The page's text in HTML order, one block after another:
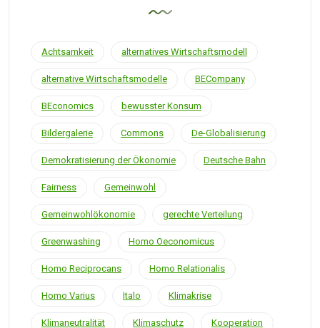
Achtsamkeit alternatives Wirtschaftsmodell
alternative Wirtschaftsmodelle BECompany
BEconomics bewusster Konsum
Bildergalerie Commons De-Globalisierung
Demokratisierung der Ökonomie Deutsche Bahn
Fairness Gemeinwohl
Gemeinwohlökonomie gerechte Verteilung
Greenwashing Homo Oeconomicus
Homo Reciprocans Homo Relationalis
Homo Varius Italo Klimakrise
Klimaneutralität Klimaschutz Kooperation